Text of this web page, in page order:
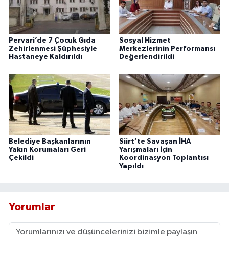
Pervari’de 7 Çocuk Gıda
Zehirlenmesi Şüphesiyle
Hastaneye Kaldırıldı
Sosyal Hizmet
Merkezlerinin Performansı
Değerlendirildi
Belediye Başkanlarının
Yakın Korumaları Geri
Çekildi
Siirt’te Savaşan İHA
Yarışmaları İçin
Koordinasyon Toplantısı
Yapıldı
Yorumlar